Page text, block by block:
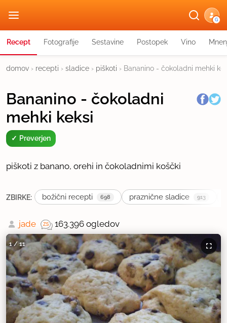
G
Recept Fotografije Sestavine Postopek Vino
domov › recepti › sladice › piškoti › Bananino - čokoladni mehki
Bananino - čokoladni
mehki keksi
Preverjen
piškoti z banano, orehi in čokoladnimi koščki
ZBIRKE: božični recepti 698 praznične sladice 913
jade 163.396 ogledov
1/11